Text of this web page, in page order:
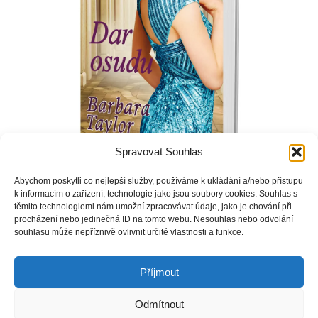
Spravovat Souhlas
Abychom poskytli co nejlepší služby, používáme k ukládání a/nebo přístupu
k informacím o zařízení, technologie jako jsou soubory cookies. Souhlas s
těmito technologiemi nám umožní zpracovávat údaje, jako je chování při
procházení nebo jedinečná ID na tomto webu. Nesouhlas nebo odvolání
souhlasu může nepříznivě ovlivnit určité vlastnosti a funkce.
Příjmout
Odmítnout
Nad panstvím Cavendon se stahují válečná mračna. Zatímco
Diedre zasvětí další roky práci pro britskou tajnou službu.